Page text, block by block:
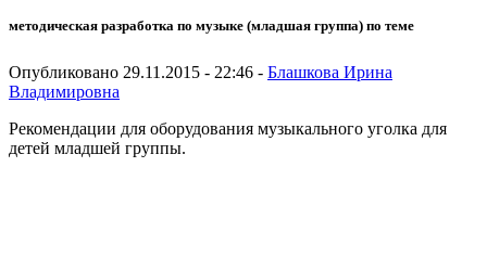
методическая разработка по музыке (младшая группа) по теме
Опубликовано 29.11.2015 - 22:46 - Блашкова Ирина
Владимировна
Рекомендации для оборудования музыкального уголка для
детей младшей группы.